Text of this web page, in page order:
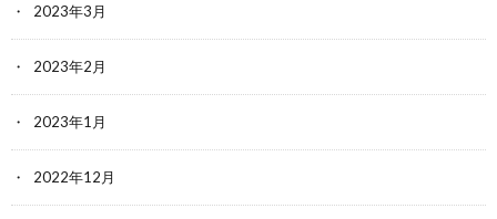
2023年3月
2023年2月
2023年1月
2022年12月